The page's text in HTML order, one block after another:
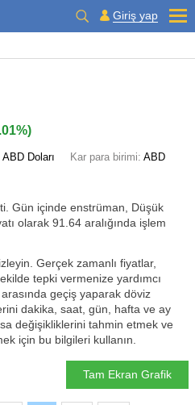
Giriş yap
)
ABD Doları Kar para birimi: ABD
Gün içinde enstrüman, Düşük
olarak 91.64 aralığında işlem
Gerçek zamanlı fiyatlar,
tepki vermenize yardımcı
geçiş yaparak döviz
dakika, saat, gün, hafta ve ay
değişikliklerini tahmin etmek ve
için bu bilgileri kullanın.
Tam Ekran Grafik